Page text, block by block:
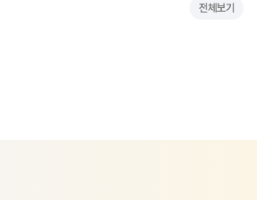
전체보기